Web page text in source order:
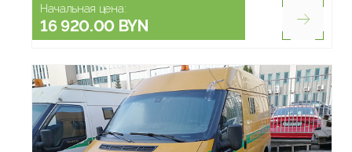
Начальная цена:
16 920.00 BYN